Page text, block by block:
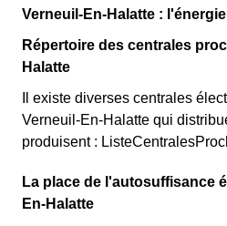
Verneuil-En-Halatte :
Répertoire des centrales
Halatte
Il existe diverses centrales
Verneuil-En-Halatte qui
produisent :
La place de l'autosuffisance
En-Halatte